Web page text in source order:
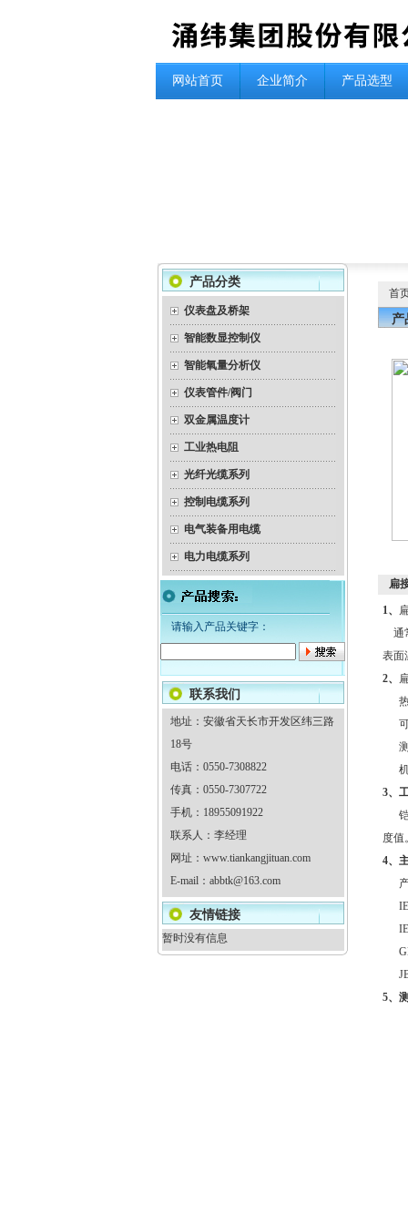
网站首页 企业简介 产品选型
产品分类
仪表盘及桥架
智能数显控制仪
智能氧量分析仪
仪表管件/阀门
双金属温度计
工业热电阻
光纤光缆系列
控制电缆系列
电气装备用电缆
电力电缆系列
请输入产品关键字：
联系我们
地址：安徽省天长市开发区纬三路
18号
电话：0550-7308822
传真：0550-7307722
手机：18955091922
联系人：李经理
网址： www.tiankangjituan.com
E-mail： abbtk@163.com
友情链接
暂时没有信息
首
产
扁
1、
通
表面
2、
热
可
测
机
3、
铠
度值。
4、
产
JB/
5、